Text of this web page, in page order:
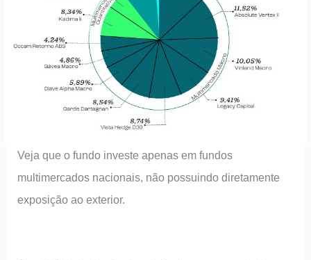
Veja que o fundo investe apenas em fundos
multimercados nacionais, não possuindo diretamente
exposição ao exterior.